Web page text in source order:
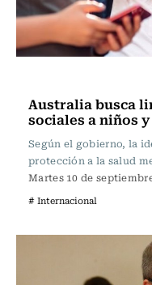
Australia busca
sociales a niños
Según el gobierno, la
protección a la salud
Martes 10 de
# Internacional